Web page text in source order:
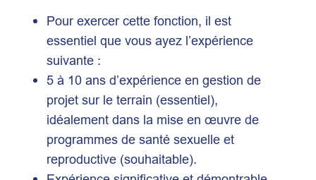
Pour exercer cette fonction, il est
essentiel que vous ayez l’expérience
suivante :
5 à 10 ans d’expérience en gestion de
projet sur le terrain (essentiel),
idéalement dans la mise en œuvre de
programmes de santé sexuelle et
reproductive (souhaitable).